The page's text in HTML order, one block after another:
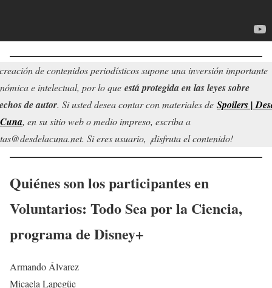
de contenidos periodísticos supone una inversión importante
e intelectual, por lo que está protegida en las leyes sobre
de autor. Si usted desea contar con materiales de Spoilers |
, en su sitio web o medio impreso, escriba a
Si eres usuario, ¡disfruta el contenido!
Quiénes son los participantes en
Voluntarios: Todo Sea por la Ciencia,
programa de Disney+
Armando Álvarez
Micaela Lapegüe